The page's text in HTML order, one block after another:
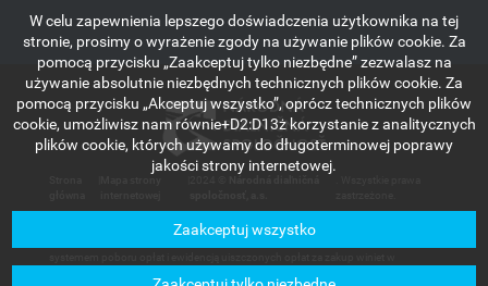
Informacje i dane znajdujące się w tej części portalu internetowego mają wyłącznie
charakter informacyjny i służą do krótkiego zapoznania się z elektronicznym
W celu zapewnienia lepszego doświadczenia użytkownika na tej
stronie, prosimy o wyrażenie zgody na używanie plików cookie. Za
pomocą przycisku „Zaakceptuj tylko niezbędne” zezwalasz na
używanie absolutnie niezbędnych technicznych plików cookie. Za
pomocą przycisku „Akceptuj wszystko”, oprócz technicznych plików
cookie, umożliwisz nam równie+D2:D13ż korzystanie z analitycznych
plików cookie, których używamy do długoterminowej poprawy
jakości strony internetowej.
Zaakceptuj wszystko